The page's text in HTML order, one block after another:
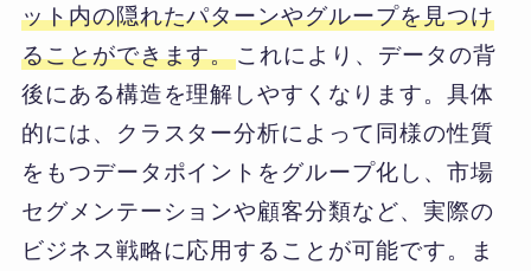
ット内の隠れたパターンやグループを見つけ
ることができます。これにより、データの背
後にある構造を理解しやすくなります。具体
的には、クラスター分析によって同様の性質
をもつデータポイントをグループ化し、市場
セグメンテーションや顧客分類など、実際の
ビジネス戦略に応用することが可能です。ま